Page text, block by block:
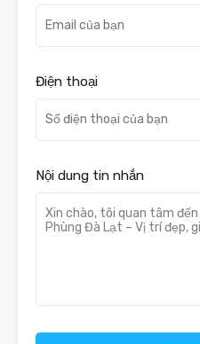
Điện thoại
Nội dung tin nhắn